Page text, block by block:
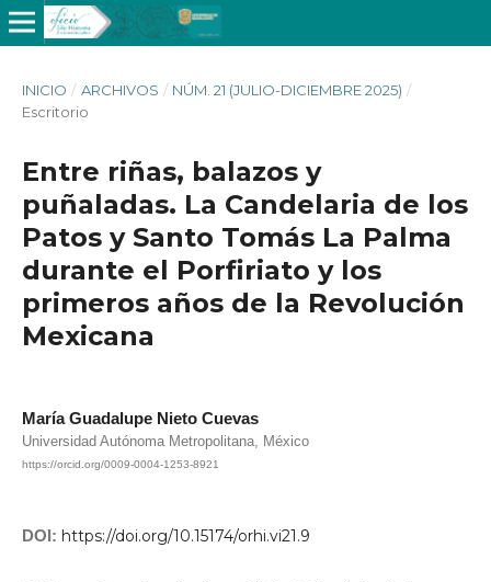
INICIO / ARCHIVOS / NÚM. 21 (JULIO-DICIEMBRE 2025) /
Escritorio
Entre riñas, balazos y
puñaladas. La Candelaria de los
Patos y Santo Tomás La Palma
durante el Porfiriato y los
primeros años de la Revolución
Mexicana
María Guadalupe Nieto Cuevas
Universidad Autónoma Metropolitana, México
https://orcid.org/0009-0004-1253-8921
DOI: https://doi.org/10.15174/orhi.vi21.9